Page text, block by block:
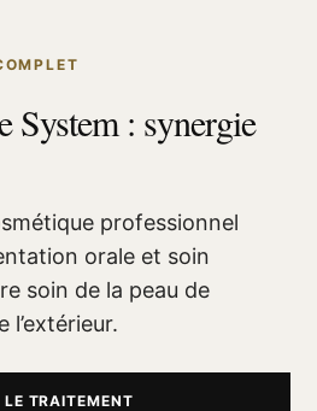
System : synergie
professionnel
orale et soin
soin de la peau de
l’extérieur.
LE TRAITEMENT